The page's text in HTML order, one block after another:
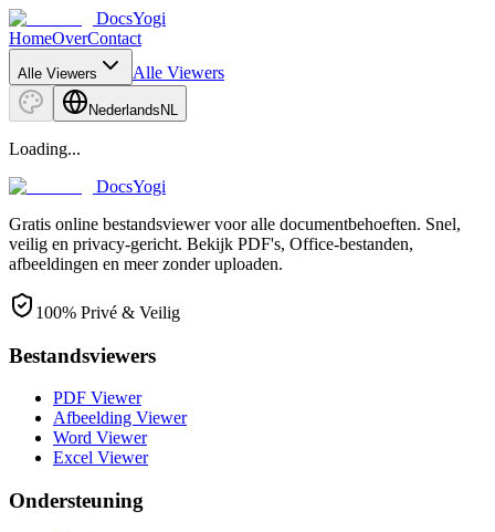
DocsYogi
HomeOverContact
Alle Viewers Alle Viewers
Nederlands NL
Loading...
DocsYogi
Gratis online bestandsviewer voor alle documentbehoeften. Snel,
veilig en privacy-gericht. Bekijk PDF's, Office-bestanden,
afbeeldingen en meer zonder uploaden.
100% Privé & Veilig
Bestandsviewers
PDF Viewer
Afbeelding Viewer
Word Viewer
Excel Viewer
Ondersteuning